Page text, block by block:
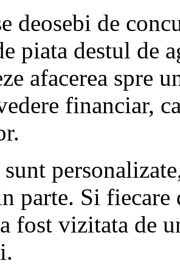
deosebi de
piata destul de
afacerea spre
financiar,
sunt
parte. Si fiecare
fost vizitata de